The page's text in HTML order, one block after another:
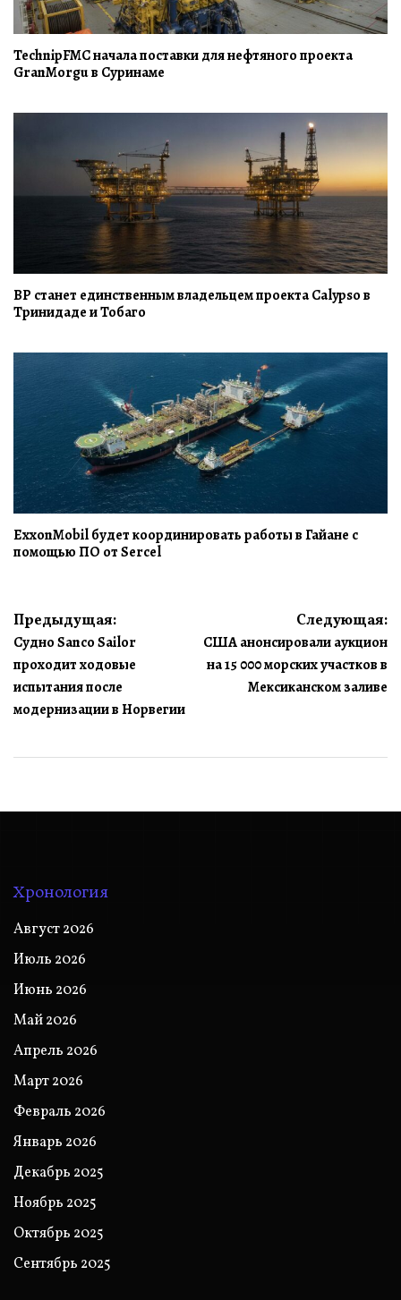
TechnipFMC начала поставки для нефтяного проекта
GranMorgu в Суринаме
BP станет единственным владельцем проекта Calypso в
Тринидаде и Тобаго
ExxonMobil будет координировать работы в Гайане с
помощью ПО от Sercel
Навигация
по
записям
Предыдущая:
Судно Sanco Sailor
проходит ходовые
испытания после
модернизации в Норвегии
Следующая:
США анонсировали аукцион
на 15 000 морских участков в
Мексиканском заливе
Хронология
Август 2026
Июль 2026
Июнь 2026
Май 2026
Апрель 2026
Март 2026
Февраль 2026
Январь 2026
Декабрь 2025
Ноябрь 2025
Октябрь 2025
Сентябрь 2025